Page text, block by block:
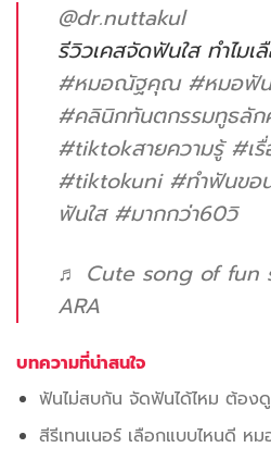
@dr.nuttakul
รีวิวเคสจัดฟันใส ทำไมเ
#หมอณัฐคุณ #หมอฟัน
#คลินิกทันตกรรมทูธลัก
#tiktokสายความรู้ #เ
#tiktokuni #ทําฟันขอ
ฟันใส #มากกว่า60วิ
♬ Cute song of fun
ARA
บทความที่น่าสนใจ
ฟันไม่สบกัน จัดฟันได้ไหม ต้องดู
สีรีเทนเนอร์ เลือกแบบไหนดี ห